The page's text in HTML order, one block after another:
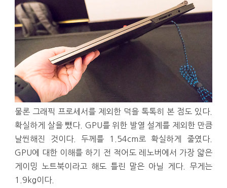
물론 그래픽 프로세서를 제외한 덕을 톡톡히 본 점도 있다.
확실하게 살을 뺐다. GPU를 위한 발열 설계를 제외한 만큼
날씬해진 것이다. 두께를 1.54cm로 확실하게 줄였다.
GPU에 대한 이해를 하기 전 적어도 레노버에서 가장 얇은
게이밍 노트북이라고 해도 틀린 말은 아닐 게다. 무게는
1.9kg이다.